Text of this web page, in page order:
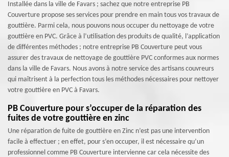
Installée dans la ville de Favars ; sachez que notre entreprise PB
Couverture propose ses services pour prendre en main tous vos travaux de
gouttière. Parmi cela, nous pouvons nous occuper du nettoyage de votre
gouttière en PVC. Grâce à l’utilisation des produits de qualité, l’application
de différentes méthodes ; notre entreprise PB Couverture peut vous
assurer des travaux de nettoyage de gouttière PVC conformes aux normes
dans la ville de Favars. Nous avons à notre service des artisans couvreurs
qui maîtrisent à la perfection tous les méthodes nécessaires pour nettoyer
votre gouttière en PVC à Favars.
PB Couverture pour s’occuper de la réparation des
fuites de votre gouttière en zinc
Une réparation de fuite de gouttière en Zinc n’est pas une intervention
facile à effectuer ; en effet, pour s’en occuper, il est nécessaire qu’un
professionnel comme PB Couverture intervienne car cela nécessite des